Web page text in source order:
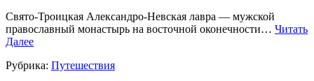
Свято-Троицкая Александро-Невская лавра — мужской
православный монастырь на восточной оконечности… Читать
Далее
Рубрика: Путешествия